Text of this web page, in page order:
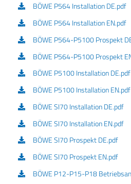
BÖWE P564 Installation DE.pdf
BÖWE P564 Installation EN.pdf
BÖWE P564-P5100 Prospekt
BÖWE P564-P5100 Prospekt
BÖWE P5100 Installation DE.pdf
BÖWE P5100 Installation EN.pdf
BÖWE SI70 Installation DE.pdf
BÖWE SI70 Installation EN.pdf
BÖWE SI70 Prospekt DE.pdf
BÖWE SI70 Prospekt EN.pdf
BÖWE P12-P15-P18